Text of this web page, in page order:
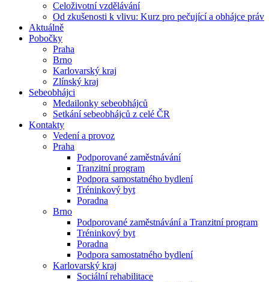
Celoživotní vzdělávání
Od zkušenosti k vlivu: Kurz pro pečující a obhájce práv
Aktuálně
Pobočky
Praha
Brno
Karlovarský kraj
Zlínský kraj
Sebeobhájci
Medailonky sebeobhájců
Setkání sebeobhájců z celé ČR
Kontakty
Vedení a provoz
Praha
Podporované zaměstnávání
Tranzitní program
Podpora samostatného bydlení
Tréninkový byt
Poradna
Brno
Podporované zaměstnávání a Tranzitní program
Tréninkový byt
Poradna
Podpora samostatného bydlení
Karlovarský kraj
Sociální rehabilitace